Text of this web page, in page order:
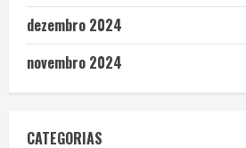
dezembro 2024
novembro 2024
CATEGORIAS